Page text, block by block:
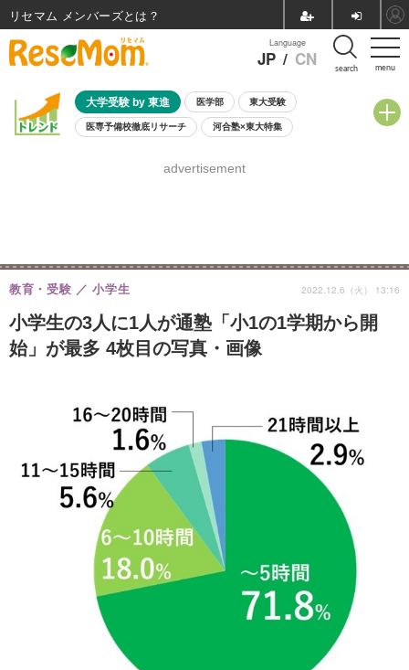
menu
Language
JP / CN search
大学受験 by 東進 医学部 東大受験
医専予備校徹底リサーチ 河合塾×東大特集
8月開催学校説明会・相談会
advertisement
小学生の3人に1人が通塾「小1の1学期から開
始」が最多 4枚目の写真・画像
教育・受験 小学生 2022.12.6（火） 13:16
リセマム メンバーズ